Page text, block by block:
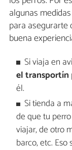
algunas
para asegurarte
buena
Si viaja en
el transportín
él.
Si tienda a
de que tu
viajar, de otro
barco, etc.